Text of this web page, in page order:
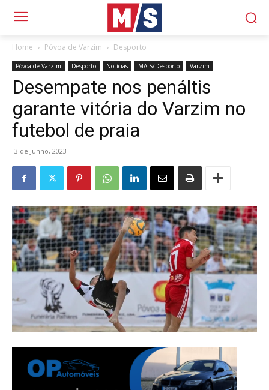
Home Póvoa de Varzim Desporto
Póvoa de Varzim Desporto Notícias MAIS/Desporto Varzim
Desempate nos penáltis
garante vitória do Varzim no
futebol de praia
3 de Junho, 2023